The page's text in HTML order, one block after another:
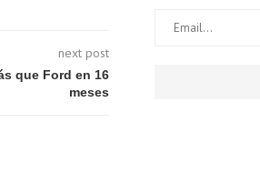
next post
que Ford en 16
meses